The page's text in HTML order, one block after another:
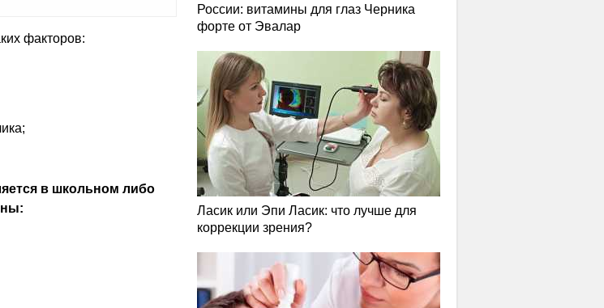
факторов:
в школьном либо
России: витамины для глаз Черника
форте от Эвалар
Ласик или Эпи Ласик: что лучше для
коррекции зрения?